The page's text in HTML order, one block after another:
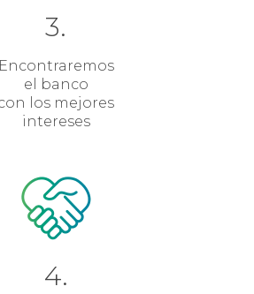
3.
Encontraremos
el banco
los mejores
intereses
4.